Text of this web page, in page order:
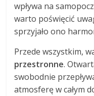
wpływa na
warto poświęcić
sprzyjało ono
Przede wszystkim,
przestronne.
swobodnie
atmosferę w całym